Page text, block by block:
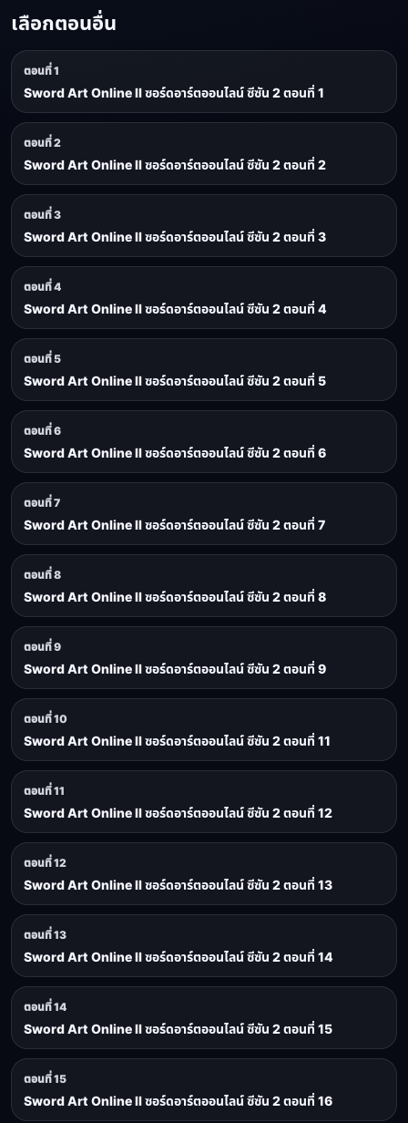
เลือกตอนอื่น
ตอนที่ 1
Sword Art Online II ซอร์ดอาร์ตออนไลน์ ซีซัน 2 ตอนที่ 1
ตอนที่ 2
Sword Art Online II ซอร์ดอาร์ตออนไลน์ ซีซัน 2 ตอนที่ 2
ตอนที่ 3
Sword Art Online II ซอร์ดอาร์ตออนไลน์ ซีซัน 2 ตอนที่ 3
ตอนที่ 4
Sword Art Online II ซอร์ดอาร์ตออนไลน์ ซีซัน 2 ตอนที่ 4
ตอนที่ 5
Sword Art Online II ซอร์ดอาร์ตออนไลน์ ซีซัน 2 ตอนที่ 5
ตอนที่ 6
Sword Art Online II ซอร์ดอาร์ตออนไลน์ ซีซัน 2 ตอนที่ 6
ตอนที่ 7
Sword Art Online II ซอร์ดอาร์ตออนไลน์ ซีซัน 2 ตอนที่ 7
ตอนที่ 8
Sword Art Online II ซอร์ดอาร์ตออนไลน์ ซีซัน 2 ตอนที่ 8
ตอนที่ 9
Sword Art Online II ซอร์ดอาร์ตออนไลน์ ซีซัน 2 ตอนที่ 9
ตอนที่ 10
Sword Art Online II ซอร์ดอาร์ตออนไลน์ ซีซัน 2 ตอนที่ 11
ตอนที่ 11
Sword Art Online II ซอร์ดอาร์ตออนไลน์ ซีซัน 2 ตอนที่ 12
ตอนที่ 12
Sword Art Online II ซอร์ดอาร์ตออนไลน์ ซีซัน 2 ตอนที่ 13
ตอนที่ 13
Sword Art Online II ซอร์ดอาร์ตออนไลน์ ซีซัน 2 ตอนที่ 14
ตอนที่ 14
Sword Art Online II ซอร์ดอาร์ตออนไลน์ ซีซัน 2 ตอนที่ 15
ตอนที่ 15
Sword Art Online II ซอร์ดอาร์ตออนไลน์ ซีซัน 2 ตอนที่ 16